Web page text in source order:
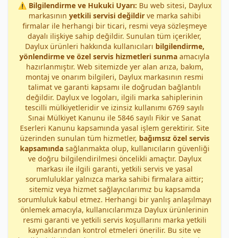
⚠️ Bilgilendirme ve Hukuki Uyarı: Bu web sitesi, Daylux
markasının yetkili servisi değildirve marka sahibi
firmalar ile herhangi bir ticari, resmi veya sözleşmeye
dayalı ilişkiye sahip değildir. Sunulan tüm içerikler,
Daylux ürünleri hakkında kullanıcıları bilgilendirme,
yönlendirme ve özel servis hizmetleri sunma amacıyla
hazırlanmıştır. Web sitemizde yer alan arıza, bakım,
montaj ve onarım bilgileri, Daylux markasının resmi
talimat ve garanti kapsamı ile doğrudan bağlantılı
değildir. Daylux ve logoları, ilgili marka sahiplerinin
tescilli mülkiyetleridir ve izinsiz kullanımı 6769 sayılı
Sınai Mülkiyet Kanunu ile 5846 sayılı Fikir ve Sanat
Eserleri Kanunu kapsamında yasal işlem gerektirir. Site
üzerinden sunulan tüm hizmetler, bağımsız özel servis
kapsamındasağlanmakta olup, kullanıcıların güvenliği
ve doğru bilgilendirilmesi öncelikli amaçtır. Daylux
markası ile ilgili garanti, yetkili servis ve yasal
sorumluluklar yalnızca marka sahibi firmalara aittir;
sitemiz veya hizmet sağlayıcılarımız bu kapsamda
sorumluluk kabul etmez. Herhangi bir yanlış anlaşılmayı
önlemek amacıyla, kullanıcılarımıza Daylux ürünlerinin
resmi garanti ve yetkili servis koşullarını marka yetkili
kaynaklarından kontrol etmeleri önerilir. Bu site ve